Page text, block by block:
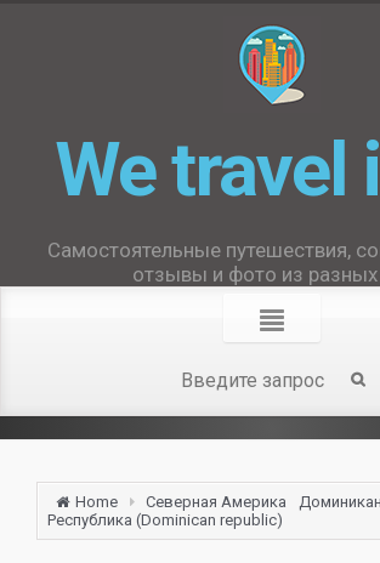
We travel
Самостоятельные путешествия,
отзывы и фото из разных
Home Северная Америка
Республика (Dominican republic)